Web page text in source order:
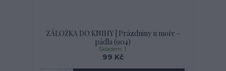
ZÁLOŽKA DO KNIHY | Prázdniny u moře -
pádla (904)
99 Kč
Skladem: 1